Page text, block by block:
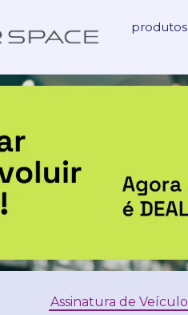
produtos
Assinatura de Veículo